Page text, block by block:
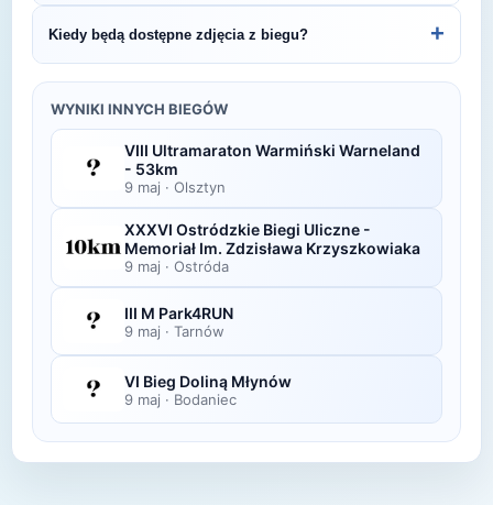
bibie startowym. Wyniki zawierają czas brutto i
netto, a często też pozycję wśród wszystkich
uczestników i w kategorii wiekowej.
elektroniczne dyplomy do pobrania ze strony
organizatora po opublikowaniu oficjalnych
Kiedy będą dostępne zdjęcia z biegu? +
w ciągu kilku dni po zawodach na swojej stronie
lub fanpage'u na Facebooku.
WYNIKI INNYCH BIEGÓW
VIII Ultramaraton Warmiński Warneland
- 53km
9 maj · Olsztyn
XXXVI Ostródzkie Biegi Uliczne -
Memoriał Im. Zdzisława Krzyszkowiaka
9 maj · Ostróda
III M Park4RUN
9 maj · Tarnów
VI Bieg Doliną Młynów
9 maj · Bodaniec